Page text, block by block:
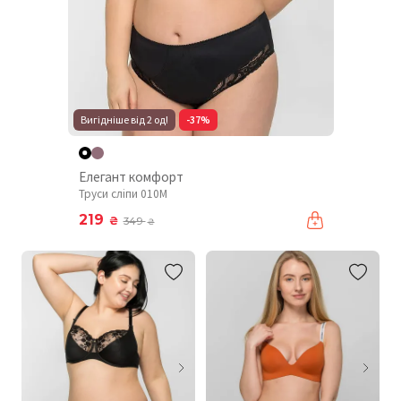
Вигідніше від 2 од! -37%
Елегант комфорт
Труси сліпи 010М
219 ₴ 349₴